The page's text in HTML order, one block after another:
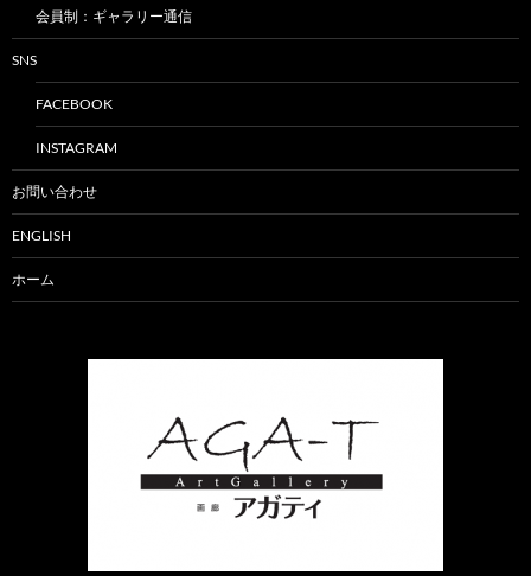
会員制：ギャラリー通信
SNS
FACEBOOK
INSTAGRAM
お問い合わせ
ENGLISH
ホーム